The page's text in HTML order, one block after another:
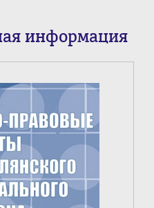
информация